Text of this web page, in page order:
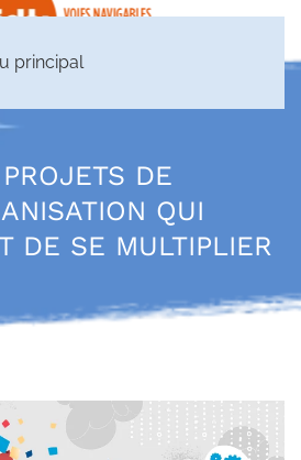
principal
DE
QUI
DE SE MULTIPLIER